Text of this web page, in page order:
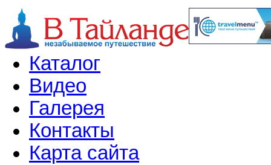
Каталог
Видео
Галерея
Контакты
Карта сайта